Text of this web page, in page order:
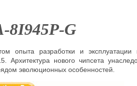
8I945P-G
опыта разработки и эксплуатации
Архитектура нового чипсета
эволюционных особенностей.